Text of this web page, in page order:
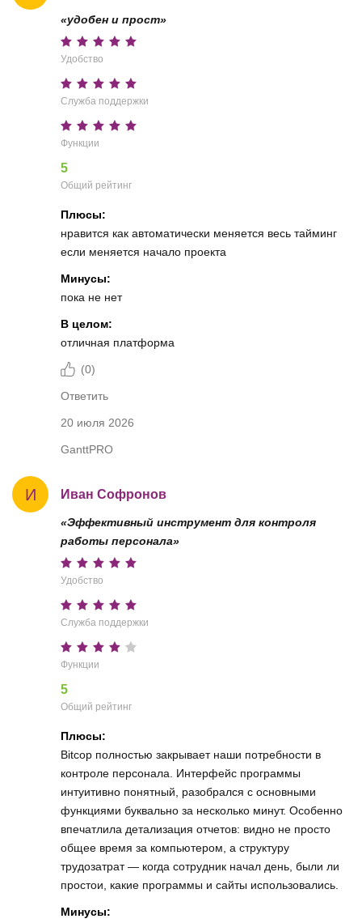
«удобен и прост»
Удобство
Служба поддержки
Функции
5
Общий рейтинг
Плюсы:
нравится как автоматически меняется весь тайминг
если меняется начало проекта
Минусы:
пока не нет
В целом:
отличная платформа
(0)
Ответить
20 июля 2026
GanttPRO
И Иван Софронов
«Эффективный инструмент для контроля
работы персонала»
Удобство
Служба поддержки
Функции
5
Общий рейтинг
Плюсы:
Bitcop полностью закрывает наши потребности в
контроле персонала. Интерфейс программы
интуитивно понятный, разобрался с основными
функциями буквально за несколько минут. Особенно
впечатлила детализация отчетов: видно не просто
общее время за компьютером, а структуру
трудозатрат — когда сотрудник начал день, были ли
простои, какие программы и сайты использовались.
Минусы: